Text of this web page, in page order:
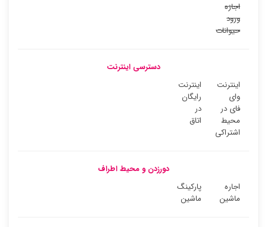
اجازه
ورود
حیوانات
دسترسی اینترنت
اینترنت
وای
فای در
محیط
اشتراکی
اینترنت
رایگان
در
اتاق
دورزدن و محیط اطراف
اجاره
ماشین
پارکینگ
ماشین